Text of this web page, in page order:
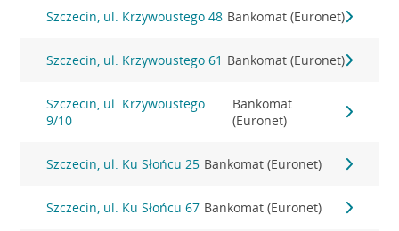
Szczecin, ul. Krzywoustego 48 Bankomat (Euronet)
Szczecin, ul. Krzywoustego 61 Bankomat (Euronet)
Szczecin, ul. Krzywoustego
9/10
Bankomat
(Euronet)
Szczecin, ul. Ku Słońcu 25 Bankomat (Euronet)
Szczecin, ul. Ku Słońcu 67 Bankomat (Euronet)